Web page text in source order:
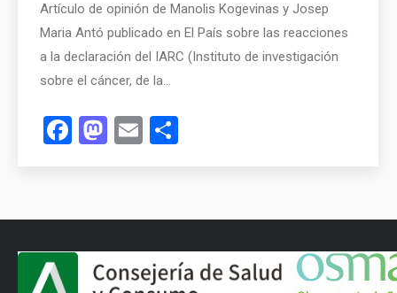
Artículo de opinión de Manolis Kogevinas y Josep
Maria Antó publicado en El País sobre las reacciones
a la declaración del IARC (Instituto de investigación
sobre el cáncer, de la…
Facebook
Mastodon
Email